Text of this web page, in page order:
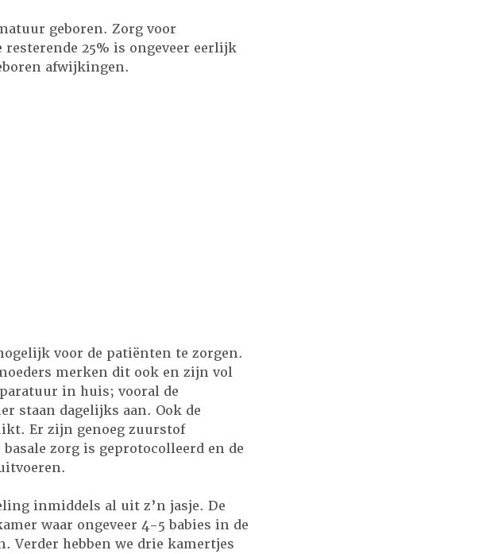
geboren. Zorg voor
25% is ongeveer eerlijk
afwijkingen.
voor de patiënten te zorgen.
merken dit ook en zijn vol
in huis; vooral de
staan dagelijks aan. Ook de
Er zijn genoeg zuurstof
zorg is geprotocolleerd en de
inmiddels al uit z’n jasje. De
waar ongeveer 4-5 babies in de
Verder hebben we drie kamertjes